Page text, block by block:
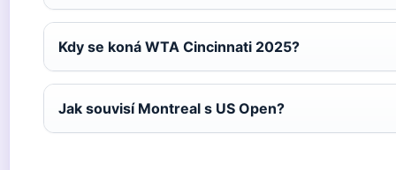
Kdy se koná WTA Cincinnati 2025?
Jak souvisí Montreal s US Open?